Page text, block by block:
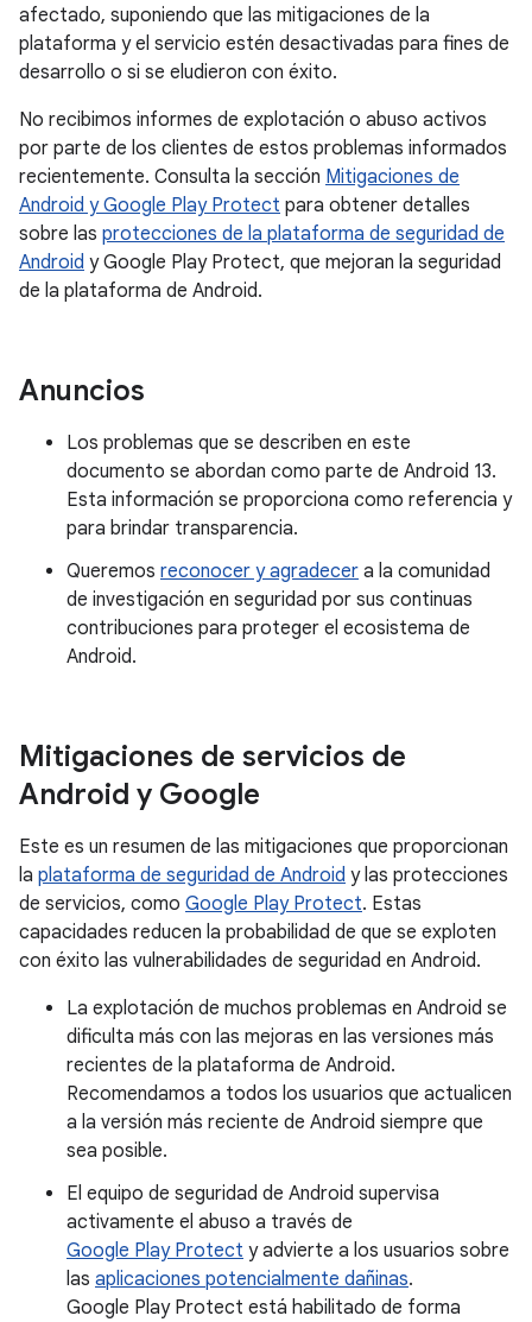
afectado, suponiendo que las mitigaciones de la
plataforma y el servicio estén desactivadas para fines de
desarrollo o si se eludieron con éxito.
No recibimos informes de explotación o abuso activos
por parte de los clientes de estos problemas informados
recientemente. Consulta la sección Mitigaciones de
Android y Google Play Protect para obtener detalles
sobre las protecciones de la plataforma de seguridad de
Android y Google Play Protect, que mejoran la seguridad
de la plataforma de Android.
Anuncios
Los problemas que se describen en este
documento se abordan como parte de Android 13.
Esta información se proporciona como referencia y
para brindar transparencia.
Queremos reconocer y agradecer a la comunidad
de investigación en seguridad por sus continuas
contribuciones para proteger el ecosistema de
Android.
Mitigaciones de servicios de
Android y Google
Este es un resumen de las mitigaciones que proporcionan
la plataforma de seguridad de Android y las protecciones
de servicios, como Google Play Protect. Estas
capacidades reducen la probabilidad de que se exploten
con éxito las vulnerabilidades de seguridad en Android.
La explotación de muchos problemas en Android se
dificulta más con las mejoras en las versiones más
recientes de la plataforma de Android.
Recomendamos a todos los usuarios que actualicen
a la versión más reciente de Android siempre que
sea posible.
El equipo de seguridad de Android supervisa
activamente el abuso a través de
Google Play Protect y advierte a los usuarios sobre
las aplicaciones potencialmente dañinas.
Google Play Protect está habilitado de forma